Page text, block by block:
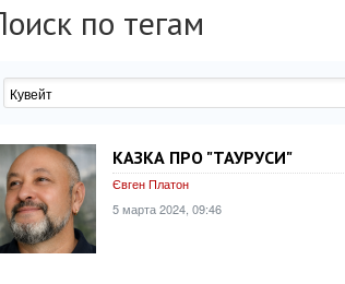
по тегам
КАЗКА ПРО "ТАУРУСИ"
Євген Платон
5 марта 2024, 09:46